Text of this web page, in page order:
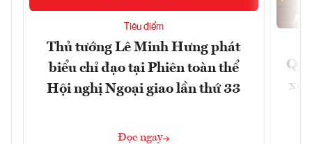
Tiêu điểm
Thủ tướng Lê Minh Hưng phát
biểu chỉ đạo tại Phiên toàn thể
Hội nghị Ngoại giao lần thứ 33
Đọc ngay